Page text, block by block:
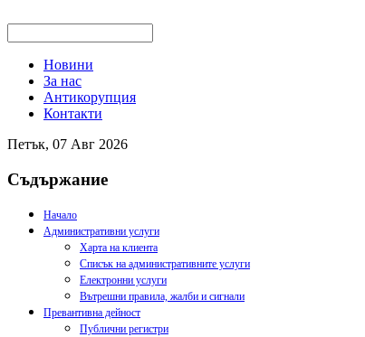
Новини
За нас
Антикорупция
Контакти
Петък, 07 Авг 2026
Съдържание
Начало
Административни услуги
Харта на клиента
Списък на административните услуги
Електронни услуги
Вътрешни правила, жалби и сигнали
Превантивна дейност
Публични регистри